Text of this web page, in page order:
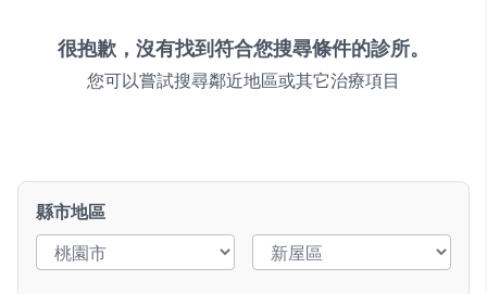
很抱歉，沒有找到符合您搜尋條件的診所。
您可以嘗試搜尋鄰近地區或其它治療項目
縣市地區